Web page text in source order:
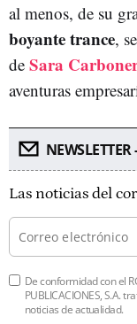
al menos, de su
boyante trance,
de Sara
aventuras
NEWSLETTER
Las noticias del
De conformidad con el
PUBLICACIONES, S.A.
noticias de actualidad.